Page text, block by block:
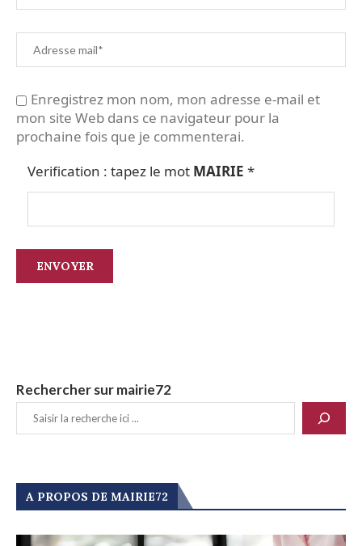
Enregistrez mon nom, mon adresse e-mail et
mon site Web dans ce navigateur pour la
prochaine fois que je commenterai.
Verification : tapez le mot MAIRIE *
Rechercher sur mairie72
A PROPOS DE MAIRIE72